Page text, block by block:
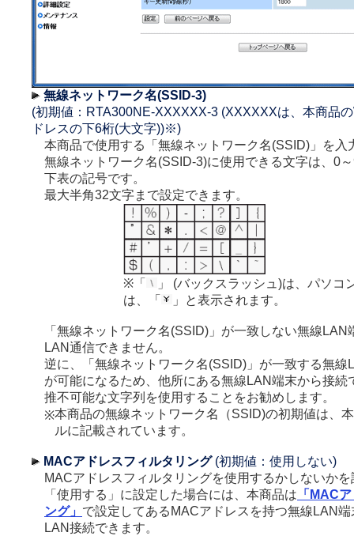
無線ネットワーク名(SSID-3)
(初期値：RTA300NE-XXXXXX-3 (XXXXXXは、本商品
ドレスの下6桁(大文字))※)
本商品で使用する「無線ネットワーク名(SSID)」を入
無線ネットワーク名(SSID-3)に使用できる文字は、0
下表の記号です。
最大半角32文字まで設定できます。
※「
」 (バックスラッシュ)は、パソコ
は、「
」と表示されます。
「無線ネットワーク名(SSID)」が一致しない無線LAN
LAN通信できません。
逆に、「無線ネットワーク名(SSID)」が一致する無線
が可能になるため、他所にある無線LAN端末から接続
推不可能な文字列を使用することをお勧めします。
※本商品の無線ネットワーク名（SSID)の初期値は、
ルに記載されています。
MACアドレスフィルタリング(初期値：使用しない)
MACアドレスフィルタリングを使用するかしないか
「使用する」に設定した場合には、本商品は 「MAC
ング」 で設定してあるMACアドレスを持つ無線LAN
LAN接続できます。